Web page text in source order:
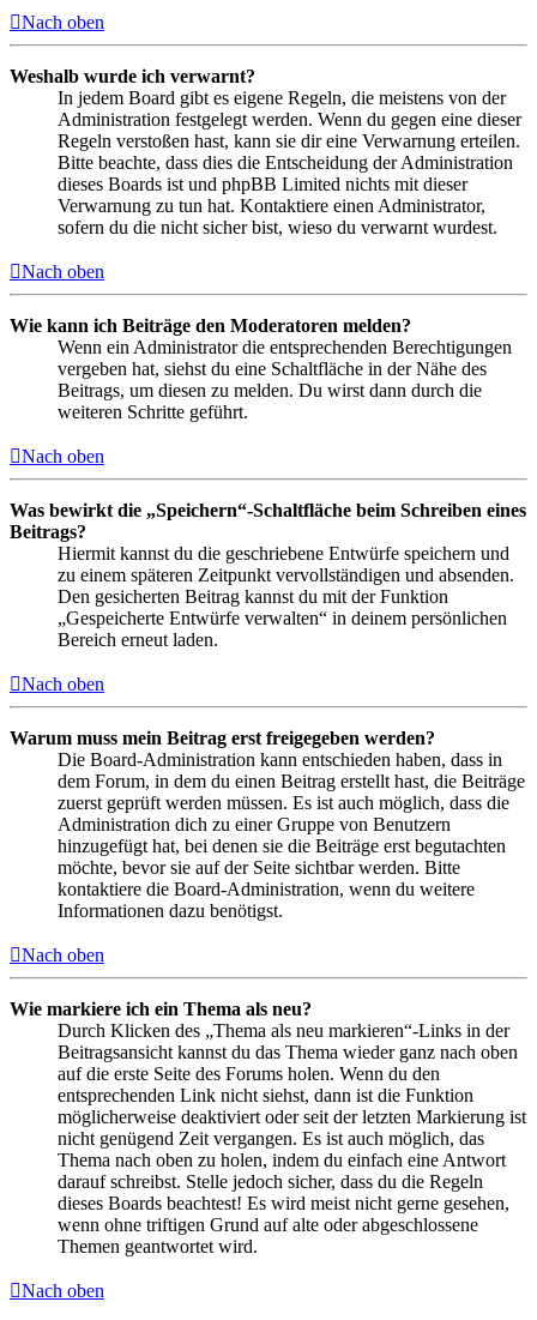
Nach oben
Weshalb wurde ich verwarnt?
In jedem Board gibt es eigene Regeln, die meistens von der
Administration festgelegt werden. Wenn du gegen eine dieser
Regeln verstoßen hast, kann sie dir eine Verwarnung erteilen.
Bitte beachte, dass dies die Entscheidung der Administration
dieses Boards ist und phpBB Limited nichts mit dieser
Verwarnung zu tun hat. Kontaktiere einen Administrator,
sofern du die nicht sicher bist, wieso du verwarnt wurdest.
Nach oben
Wie kann ich Beiträge den Moderatoren melden?
Wenn ein Administrator die entsprechenden Berechtigungen
vergeben hat, siehst du eine Schaltfläche in der Nähe des
Beitrags, um diesen zu melden. Du wirst dann durch die
weiteren Schritte geführt.
Nach oben
Was bewirkt die „Speichern“-Schaltfläche beim Schreiben eines
Beitrags?
Hiermit kannst du die geschriebene Entwürfe speichern und
zu einem späteren Zeitpunkt vervollständigen und absenden.
Den gesicherten Beitrag kannst du mit der Funktion
„Gespeicherte Entwürfe verwalten“ in deinem persönlichen
Bereich erneut laden.
Nach oben
Warum muss mein Beitrag erst freigegeben werden?
Die Board-Administration kann entschieden haben, dass in
dem Forum, in dem du einen Beitrag erstellt hast, die Beiträge
zuerst geprüft werden müssen. Es ist auch möglich, dass die
Administration dich zu einer Gruppe von Benutzern
hinzugefügt hat, bei denen sie die Beiträge erst begutachten
möchte, bevor sie auf der Seite sichtbar werden. Bitte
kontaktiere die Board-Administration, wenn du weitere
Informationen dazu benötigst.
Nach oben
Wie markiere ich ein Thema als neu?
Durch Klicken des „Thema als neu markieren“-Links in der
Beitragsansicht kannst du das Thema wieder ganz nach oben
auf die erste Seite des Forums holen. Wenn du den
entsprechenden Link nicht siehst, dann ist die Funktion
möglicherweise deaktiviert oder seit der letzten Markierung ist
nicht genügend Zeit vergangen. Es ist auch möglich, das
Thema nach oben zu holen, indem du einfach eine Antwort
darauf schreibst. Stelle jedoch sicher, dass du die Regeln
dieses Boards beachtest! Es wird meist nicht gerne gesehen,
wenn ohne triftigen Grund auf alte oder abgeschlossene
Themen geantwortet wird.
Nach oben